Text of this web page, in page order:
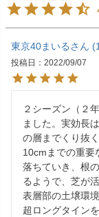
東京40まいる
投稿日
2022/09/07
２シーズン（２
ました。実効長
の層までくり抜
10cmまでの重要
落ちていき、根
るようで、芝が
表層部の土壌環
超ロングタイン